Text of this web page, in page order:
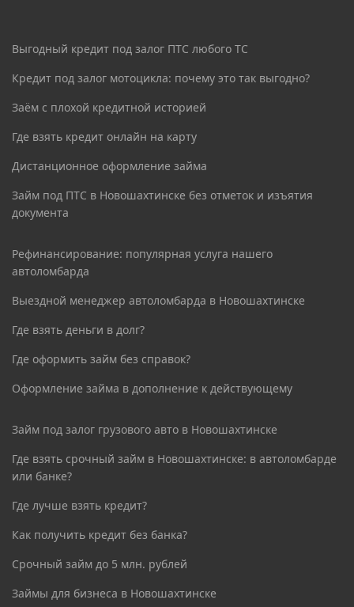
Выгодный кредит под залог ПТС любого ТС
Кредит под залог мотоцикла: почему это так выгодно?
Заём с плохой кредитной историей
Где взять кредит онлайн на карту
Дистанционное оформление займа
Займ под ПТС в Новошахтинске без отметок и изъятия
документа
Рефинансирование: популярная услуга нашего
автоломбарда
Выездной менеджер автоломбарда в Новошахтинске
Где взять деньги в долг?
Где оформить займ без справок?
Оформление займа в дополнение к действующему
Займ под залог грузового авто в Новошахтинске
Где взять срочный займ в Новошахтинске: в автоломбарде
или банке?
Где лучше взять кредит?
Как получить кредит без банка?
Срочный займ до 5 млн. рублей
Займы для бизнеса в Новошахтинске